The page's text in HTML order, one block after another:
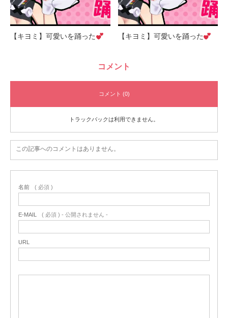
【キヨミ】可愛いを踊った 【キヨミ】可愛いを踊った
コメント
コメント (0)
トラックバックは利用できません。
この記事へのコメントはありません。
名前 ( 必須 )
E-MAIL ( 必須 ) - 公開されません -
URL